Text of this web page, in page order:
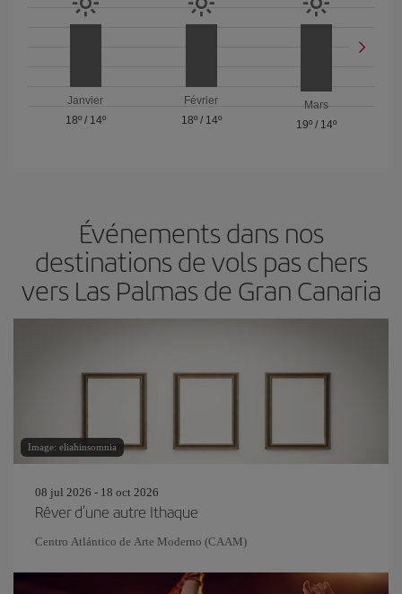
Janvier
18º/ 14º
Février
18º/ 14º
Mars
19º / 14º
Événements dans nos
destinations de vols pas chers
vers Las Palmas de Gran Canaria
Image: eliahinsomnia
08 jul 2026 - 18 oct 2026
Rêver d'une autre Ithaque
Centro Atlántico de Arte Moderno (CAAM)